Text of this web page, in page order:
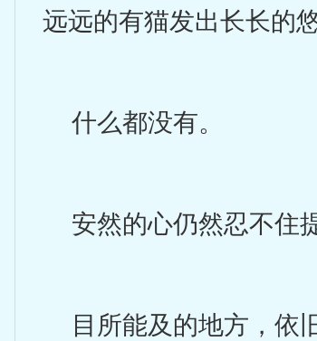
远远的有猫发出长长的
什么都没有。
安然的心仍然忍不住
目所能及的地方，依